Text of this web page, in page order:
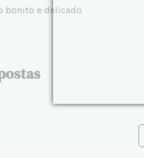
bonito e delicado